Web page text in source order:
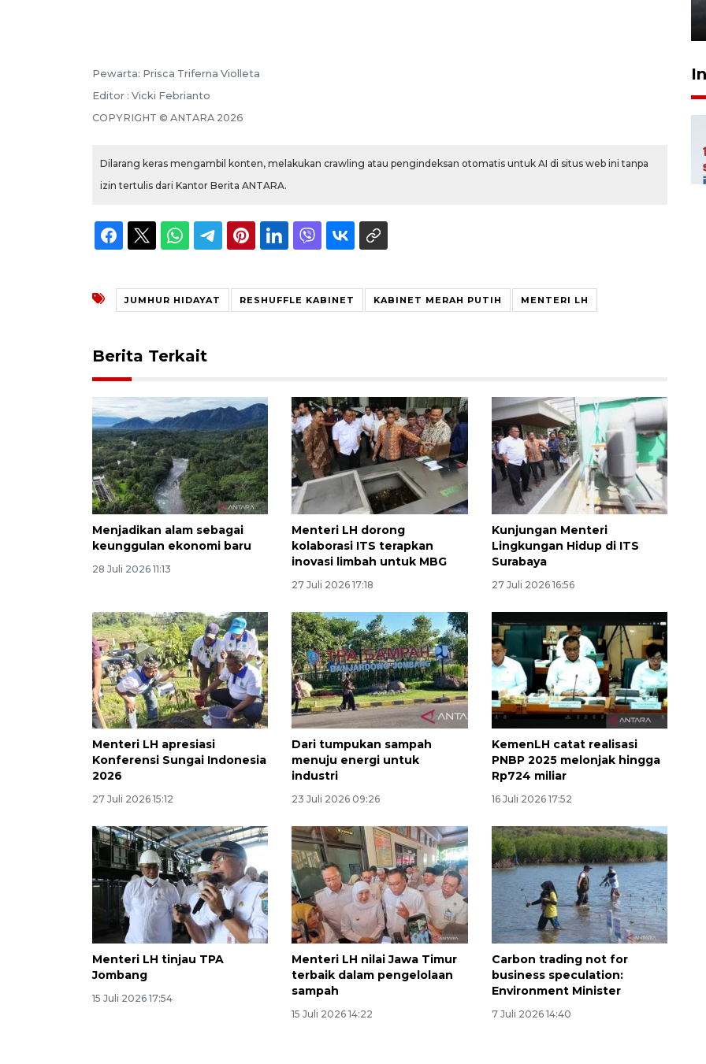
Pewarta: Prisca Triferna Violleta
Editor : Vicki Febrianto
COPYRIGHT © ANTARA 2026
Dilarang keras mengambil konten, melakukan crawling atau pengindeksan otomatis untuk AI di situs web ini tanpa
izin tertulis dari Kantor Berita ANTARA.
JUMHUR HIDAYAT RESHUFFLE KABINET KABINET MERAH PUTIH MENTERI LH
Berita Terkait
Menjadikan alam sebagai
keunggulan ekonomi baru
28 Juli 2026 11:13
Menteri LH dorong
kolaborasi ITS terapkan
inovasi limbah untuk MBG
27 Juli 2026 17:18
Kunjungan Menteri
Lingkungan Hidup di ITS
Surabaya
27 Juli 2026 16:56
Menteri LH apresiasi
Konferensi Sungai Indonesia
2026
27 Juli 2026 15:12
Dari tumpukan sampah
menuju energi untuk
industri
23 Juli 2026 09:26
KemenLH catat realisasi
PNBP 2025 melonjak hingga
Rp724 miliar
16 Juli 2026 17:52
Menteri LH tinjau TPA
Jombang
15 Juli 2026 17:54
Menteri LH nilai Jawa Timur
terbaik dalam pengelolaan
sampah
15 Juli 2026 14:22
Carbon trading not for
business speculation:
Environment Minister
7 Juli 2026 14:40
Ekonomi triwulan II-2026
tumbuh 5,29 persen